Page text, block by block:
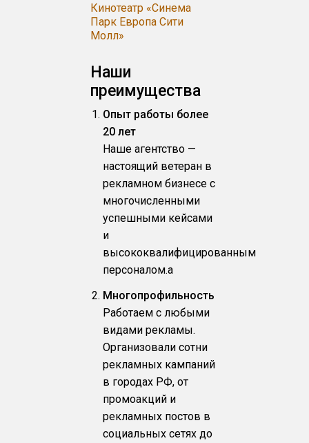
Кинотеатр «Синема
Парк Европа Сити
Молл»
Наши
преимущества
Опыт работы более
20 лет
Наше агентство —
настоящий ветеран в
рекламном бизнесе с
многочисленными
успешными кейсами
и
высококвалифицированным
персоналом.a
Многопрофильность
Работаем с любыми
видами рекламы.
Организовали сотни
рекламных кампаний
в городах РФ, от
промоакций и
рекламных постов в
социальных сетях до